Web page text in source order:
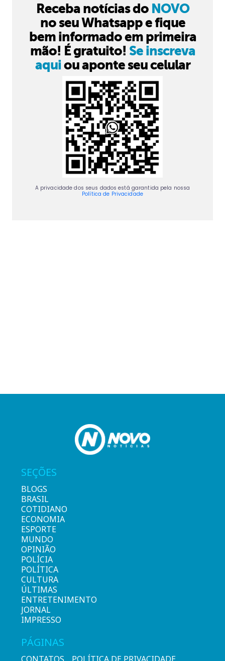
Receba notícias do NOVO
no seu Whatsapp e fique
bem informado em primeira
mão! É gratuito! Se inscreva
aquiou aponte seu celular
A privacidade dos seus dados está garantida pela nossa
Política de Privacidade
SEÇÕES
BLOGS
BRASIL
COTIDIANO
ECONOMIA
ESPORTE
MUNDO
OPINIÃO
POLÍCIA
POLÍTICA
CULTURA
ÚLTIMAS
ENTRETENIMENTO
JORNAL
IMPRESSO
PÁGINAS
CONTATOS POLÍTICA DE PRIVACIDADE